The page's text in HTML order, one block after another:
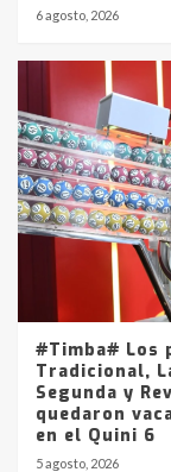
6 agosto, 2026
#Timba# Los
Tradicional,
Segunda y
quedaron
en el Quini 6
5 agosto, 2026